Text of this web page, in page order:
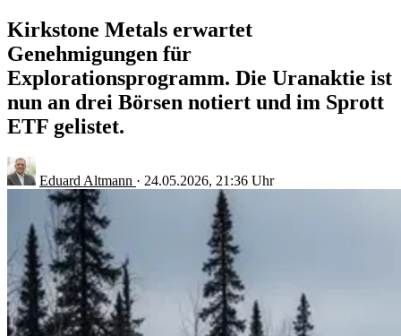
Kirkstone Metals erwartet
Genehmigungen für
Explorationsprogramm. Die Uranaktie ist
nun an drei Börsen notiert und im Sprott
ETF gelistet.
Eduard Altmann · 24.05.2026, 21:36 Uhr